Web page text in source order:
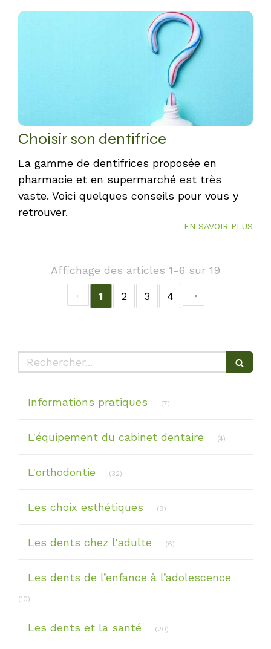
Choisir son dentifrice
La gamme de dentifrices proposée en
pharmacie et en supermarché est très
vaste. Voici quelques conseils pour vous y
retrouver.
EN SAVOIR PLUS
Affichage des articles 1-6 sur 19
1 2 3 4
Rechercher
Informations pratiques (7)
L'équipement du cabinet dentaire (4)
L'orthodontie (32)
Les choix esthétiques (9)
Les dents chez l'adulte (6)
Les dents de l’enfance à l’adolescence
(10)
Les dents et la santé (20)